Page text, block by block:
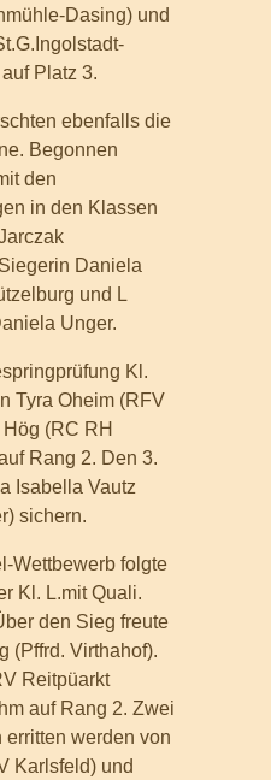
Dasing) und
Platz 3.
ebenfalls die
Begonnen
den
in den Klassen
Daniela
und L
Unger.
Kl.
Tyra Oheim (RFV
(RC RH
Rang 2. Den 3.
Isabella Vautz
sichern.
Wettbewerb folgte
Kl. L.mit Quali.
den Sieg freute
(Pffrd. Virthahof).
Reitpüarkt
auf Rang 2. Zwei
werden von
Karlsfeld) und